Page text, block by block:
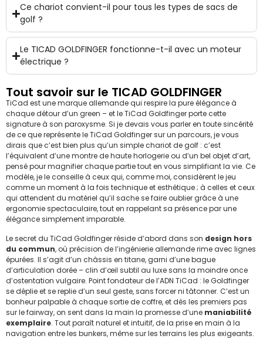
Ce chariot convient-il pour tous les types de sacs de
golf ?
Le TICAD GOLDFINGER fonctionne-t-il avec un moteur
électrique ?
Tout savoir sur le TICAD GOLDFINGER
TiCad est une marque allemande qui respire la pure élégance à
chaque détour d’un green – et le TiCad Goldfinger porte cette
signature à son paroxysme. Si je devais vous parler en toute sincérité
de ce que représente le TiCad Goldfinger sur un parcours, je vous
dirais que c’est bien plus qu’un simple chariot de golf : c’est
l’équivalent d’une montre de haute horlogerie ou d’un bel objet d’art,
pensé pour magnifier chaque partie tout en vous simplifiant la vie.​ Ce
modèle, je le conseille à ceux qui, comme moi, considèrent le jeu
comme un moment à la fois technique et esthétique ; à celles et ceux
qui attendent du matériel qu’il sache se faire oublier grâce à une
ergonomie spectaculaire, tout en rappelant sa présence par une
élégance simplement imparable.
Le secret du TiCad Goldfinger réside d’abord dans son design hors
du commun, où précision de l’ingénierie allemande rime avec lignes
épurées. Il s’agit d’un châssis en titane, garni d’une bague
d’articulation dorée – clin d’œil subtil au luxe sans la moindre once
d’ostentation vulgaire. Point fondateur de l’ADN TiCad : le Goldfinger
se déplie et se replie d’un seul geste, sans forcer ni tâtonner. C’est un
bonheur palpable à chaque sortie de coffre, et dès les premiers pas
sur le fairway, on sent dans la main la promesse d’une maniabilité
exemplaire. Tout paraît naturel et intuitif, de la prise en main à la
navigation entre les bunkers, même sur les terrains les plus exigeants.